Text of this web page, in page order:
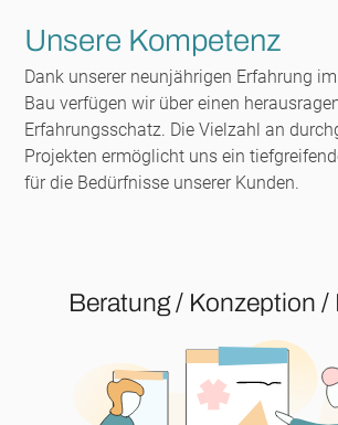
Unsere Kompetenz
Dank unserer neunjährigen Erfahrung
Bau verfügen wir über einen
Erfahrungsschatz. Die Vielzahl an
Projekten ermöglicht uns ein
für die Bedürfnisse unserer Kunden.
Beratung / Konzeption /